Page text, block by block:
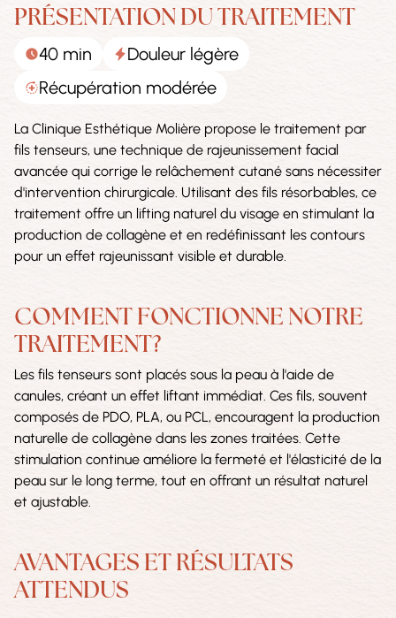
PRÉSENTATION DU TRAITEMENT
40 min
Douleur légère
Récupération modérée
La Clinique Esthétique Molière propose le traitement par
fils tenseurs, une technique de rajeunissement facial
avancée qui corrige le relâchement cutané sans nécessiter
d'intervention chirurgicale. Utilisant des fils résorbables, ce
traitement offre un lifting naturel du visage en stimulant la
production de collagène et en redéfinissant les contours
pour un effet rajeunissant visible et durable.
COMMENT FONCTIONNE NOTRE
TRAITEMENT?
Les fils tenseurs sont placés sous la peau à l'aide de
canules, créant un effet liftant immédiat. Ces fils, souvent
composés de PDO, PLA, ou PCL, encouragent la production
naturelle de collagène dans les zones traitées. Cette
stimulation continue améliore la fermeté et l'élasticité de la
peau sur le long terme, tout en offrant un résultat naturel
et ajustable.
AVANTAGES ET RÉSULTATS
ATTENDUS